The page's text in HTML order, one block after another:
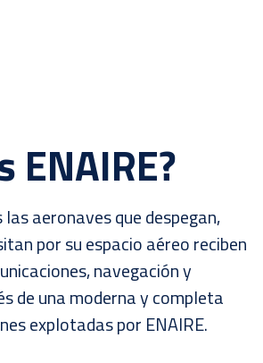
ENAIRE?
aeronaves que despegan,
por su espacio aéreo reciben
navegación y
de una moderna y completa
explotadas por ENAIRE.